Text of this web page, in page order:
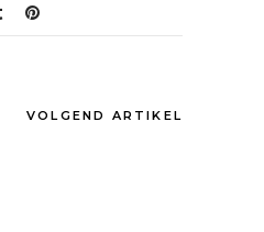
VOLGEND ARTIKEL